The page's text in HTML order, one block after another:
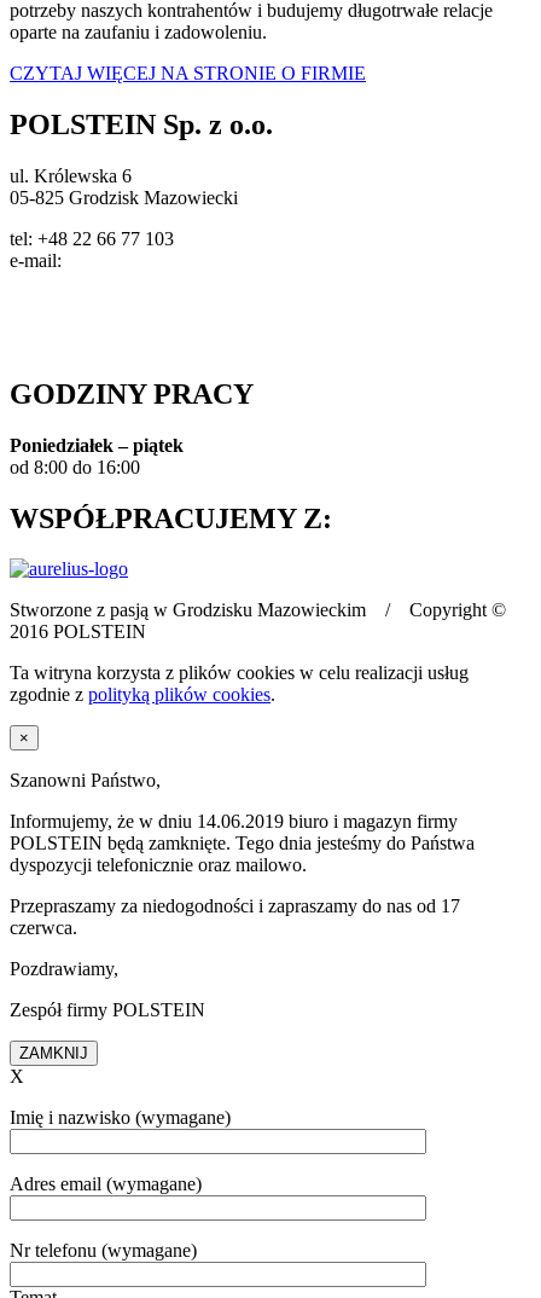
potrzeby naszych kontrahentów i budujemy długotrwałe relacje
oparte na zaufaniu i zadowoleniu.
CZYTAJ WIĘCEJ NA STRONIE O FIRMIE
POLSTEIN Sp. z o.o.
ul. Królewska 6
05-825 Grodzisk Mazowiecki
tel: +48 22 66 77 103
e-mail:
GODZINY PRACY
Poniedziałek – piątek
od 8:00 do 16:00
WSPÓŁPRACUJEMY Z:
Stworzone z pasją w Grodzisku Mazowieckim / Copyright ©
2016 POLSTEIN
Ta witryna korzysta z plików cookies w celu realizacji usług
zgodnie z polityką plików cookies.
×
Szanowni Państwo,
Informujemy, że w dniu 14.06.2019 biuro i magazyn firmy
POLSTEIN będą zamknięte. Tego dnia jesteśmy do Państwa
dyspozycji telefonicznie oraz mailowo.
Przepraszamy za niedogodności i zapraszamy do nas od 17
czerwca.
Pozdrawiamy,
Zespół firmy POLSTEIN
ZAMKNIJ
X
Imię i nazwisko (wymagane)
Adres email (wymagane)
Nr telefonu (wymagane)